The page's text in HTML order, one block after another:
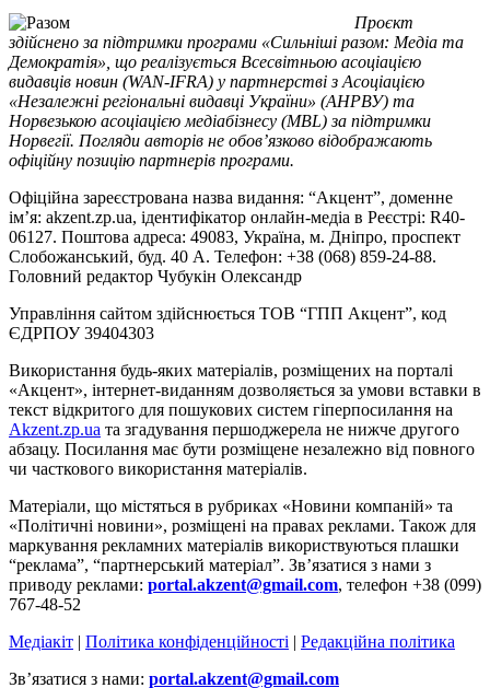
Проєкт
здійснено за підтримки програми «Сильніші разом: Медіа та
Демократія», що реалізується Всесвітньою асоціацією
видавців новин (WAN-IFRA) у партнерстві з Асоціацією
«Незалежні регіональні видавці України» (АНРВУ) та
Норвезькою асоціацією медіабізнесу (MBL) за підтримки
Норвегії. Погляди авторів не обов’язково відображають
офіційну позицію партнерів програми.
Офіційна зареєстрована назва видання: “Акцент”, доменне
ім’я: akzent.zp.ua, ідентифікатор онлайн-медіа в Реєстрі: R40-
06127. Поштова адреса: 49083, Україна, м. Дніпро, проспект
Слобожанський, буд. 40 А. Телефон: +38 (068) 859-24-88.
Головний редактор Чубукін Олександр
Управління сайтом здійснюється ТОВ “ГПП Акцент”, код
ЄДРПОУ 39404303
Використання будь-яких матеріалів, розміщених на порталі
«Акцент», інтернет-виданням дозволяється за умови вставки в
текст відкритого для пошукових систем гіперпосилання на
Akzent.zp.ua та згадування першоджерела не нижче другого
абзацу. Посилання має бути розміщене незалежно від повного
чи часткового використання матеріалів.
Матеріали, що містяться в рубриках «Новини компаній» та
«Політичні новини», розміщені на правах реклами. Також для
маркування рекламних матеріалів використвуються плашки
“реклама”, “партнерський матеріал”. Зв’язатися з нами з
приводу реклами: portal.akzent@gmail.com, телефон +38 (099)
767-48-52
Медіакіт | Політика конфіденційності | Редакційна політика
Зв’язатися з нами: portal.akzent@gmail.com